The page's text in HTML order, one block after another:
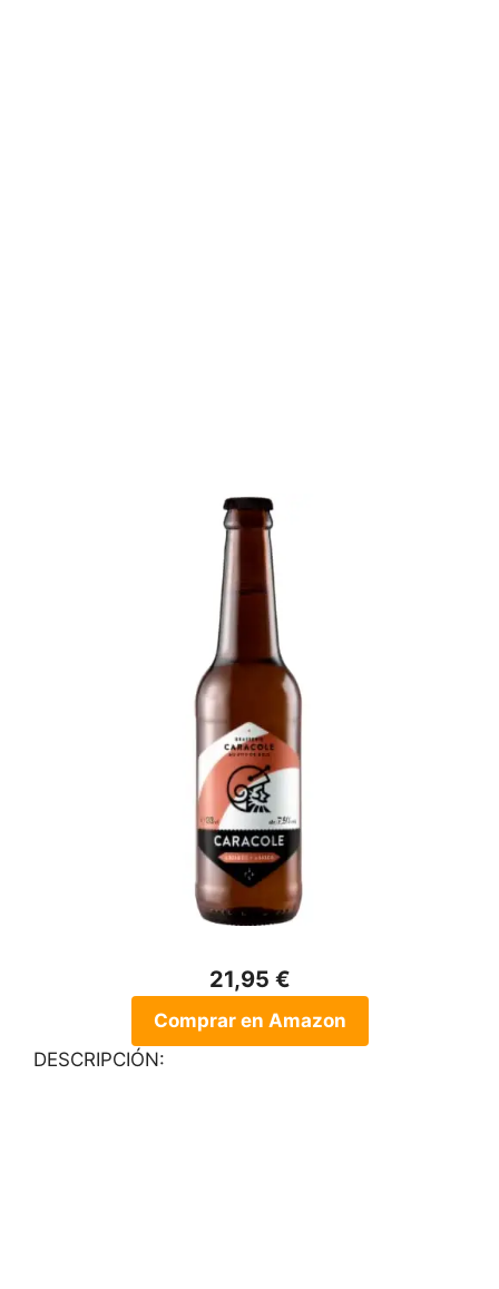
21,95 €
Comprar en Amazon
DESCRIPCIÓN: